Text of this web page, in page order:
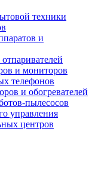
техники
и
и мониторов
телефонов
и обогревателей
пылесосов
управления
центров